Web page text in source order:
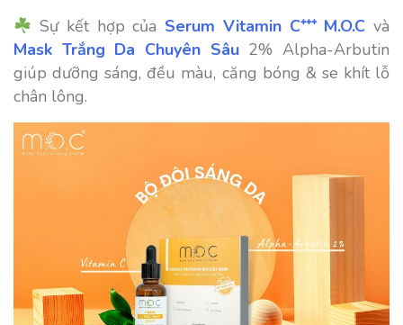
Sự kết hợp của Serum Vitamin C⁺⁺⁺ M.O.C và
Mask Trắng Da Chuyên Sâu2% Alpha-Arbutin
giúp dưỡng sáng, đều màu, căng bóng & se khít lỗ
chân lông.